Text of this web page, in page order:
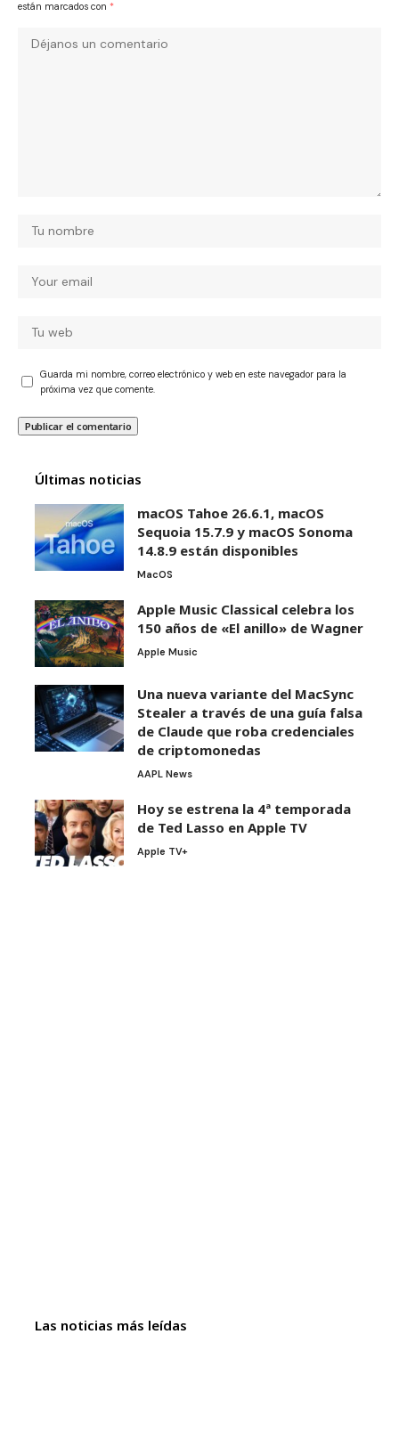
están marcados con *
Guarda mi nombre, correo electrónico y web en este navegador para la
próxima vez que comente.
Últimas noticias
macOS Tahoe 26.6.1, macOS
Sequoia 15.7.9 y macOS Sonoma
14.8.9 están disponibles
MacOS
Apple Music Classical celebra los
150 años de «El anillo» de Wagner
Apple Music
Una nueva variante del MacSync
Stealer a través de una guía falsa
de Claude que roba credenciales
de criptomonedas
AAPL News
Hoy se estrena la 4ª temporada
de Ted Lasso en Apple TV
Apple TV+
Las noticias más leídas